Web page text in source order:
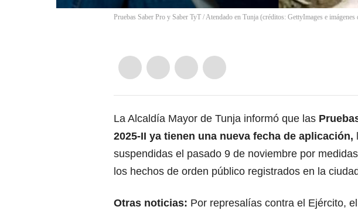
Pruebas Saber Pro y Saber TyT / Atendado en Tunja (créditos: GettyImages e imágenes
La Alcaldía Mayor de Tunja informó que las
2025-II ya tienen una nueva fecha de aplicación,
suspendidas el pasado 9 de noviembre por
los hechos de orden público registrados en la
Otras noticias: Por represalías contra el Ejército,